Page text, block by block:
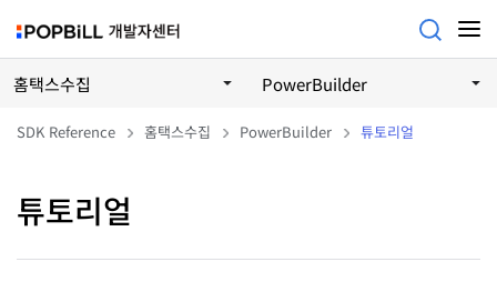
홈택스수집 PowerBuilder
SDK Reference 홈택스수집 PowerBuilder 튜토리얼
튜토리얼